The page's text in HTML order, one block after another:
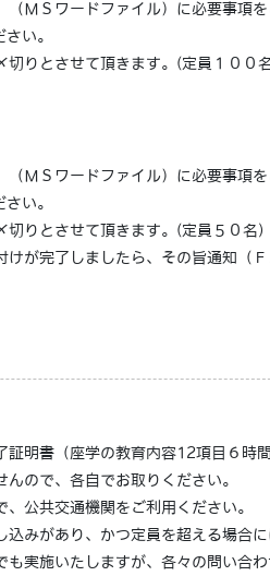
（ＭＳワードファイル）に必要事
い。
切りとさせて頂きます。(定員１００
（ＭＳワードファイル）に必要事
い。
切りとさせて頂きます。(定員５０名)
が完了しましたら、その旨通知（Ｆ
証明書（座学の教育内容12項目６時
んので、各自でお取りください。
、公共交通機関をご利用ください。
込みがあり、かつ定員を超える場合
も実施いたしますが、各々の問い合